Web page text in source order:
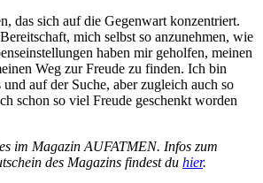
das sich auf die Gegenwart konzentriert.
mich selbst so anzunehmen, wie
haben mir geholfen, meinen
Weg zur Freude zu finden. Ich bin
auf der Suche, aber zugleich auch so
schon so viel Freude geschenkt worden
im Magazin AUFATMEN. Infos zum
des Magazins findest du hier.